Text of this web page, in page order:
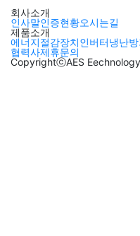
회사소개
인사말인증현황오시는길
제품소개
에너지절감장치인버터냉난방
협력사제휴문의
CopyrightⓒAES